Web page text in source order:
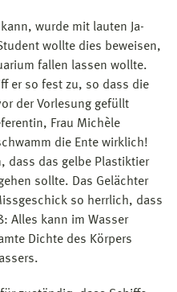
wurde mit lauten Ja-
wollte dies beweisen,
fallen lassen wollte.
er so fest zu, so dass die
der Vorlesung gefüllt
Frau Michèle
die Ente wirklich!
dass das gelbe Plastiktier
sollte. Das Gelächter
so herrlich, dass
Alles kann im Wasser
Dichte des Körpers